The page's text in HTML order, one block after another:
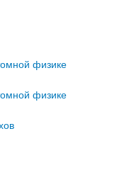
физике
физике